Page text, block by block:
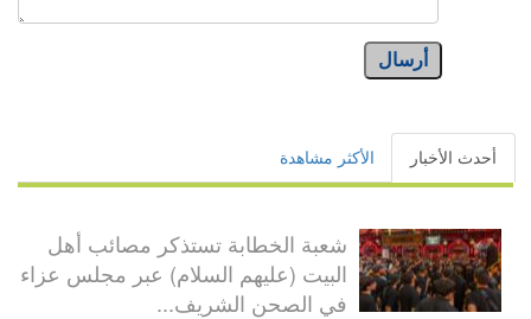
أرسال
أحدث الأخبار الأكثر مشاهدة
شعبة الخطابة تستذكر مصائب أهل
البيت (عليهم السلام) عبر مجلس عزاء
في الصحن الشريف...